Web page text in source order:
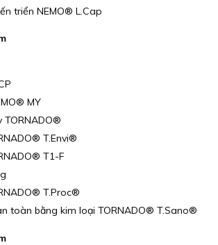
triển NEMO® L.Cap
MY
TORNADO®
T.Envi®
T1-F
T.Proc®
toàn bằng kim loại TORNADO® T.Sano®